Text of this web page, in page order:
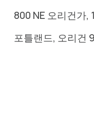
800 NE 오리건가,
포틀랜드, 오리건